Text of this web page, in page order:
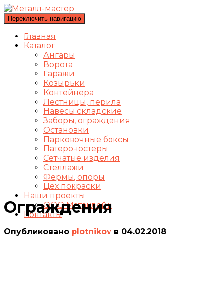
Переключить навигацию
Главная
Каталог
Ангары
Ворота
Гаражи
Козырьки
Контейнера
Лестницы, перила
Навесы складские
Заборы, ограждения
Остановки
Парковочные боксы
Патероностеры
Сетчатые изделия
Стеллажи
Фермы, опоры
Цех покраски
Наши проекты
ООО Метаклейн
Контакты
Ограждения
Опубликовано plotnikov в 04.02.2018